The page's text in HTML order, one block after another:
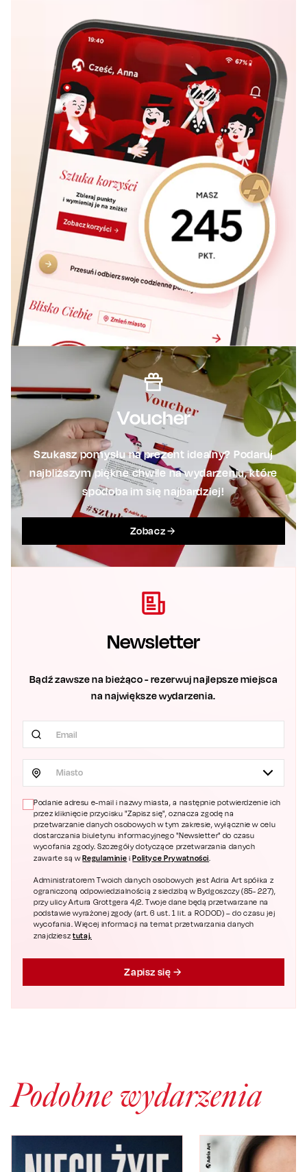
Voucher
Szukasz pomysłu na prezent idealny? Podaruj
najbliższym piękne chwile na wydarzeniu, które
spodoba im się najbardziej!
Zobacz
Newsletter
Bądź zawsze na bieżąco - rezerwuj najlepsze miejsca
na największe wydarzenia.
Miasto
Podanie adresu e-mail i nazwy miasta, a następnie potwierdzenie ich
przez kliknięcie przycisku "Zapisz się", oznacza zgodę na
przetwarzanie danych osobowych w tym zakresie, wyłącznie w celu
dostarczania biuletynu informacyjnego "Newsletter" do czasu
wycofania zgody. Szczegóły dotyczące przetwarzania danych
zawarte są wRegulaminie i Polityce Prywatności.
Administratorem Twoich danych osobowych jest Adria Art spółka z
ograniczoną odpowiedzialnością z siedzibą w Bydgoszczy (85- 227),
przy ulicy Artura Grottgera 4/2. Twoje dane będą przetwarzane na
podstawie wyrażonej zgody (art. 6 ust. 1 lit. a RODOD) – do czasu jej
wycofania. Więcej informacji na temat przetwarzania danych
znajdziesztutaj.
Zapisz się
Podobne wydarzenia